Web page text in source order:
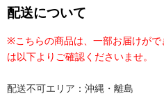
配送について
※こちらの商品は、一部お届けが
は以下よりご確認くださいませ。
配送不可エリア：沖縄・離島